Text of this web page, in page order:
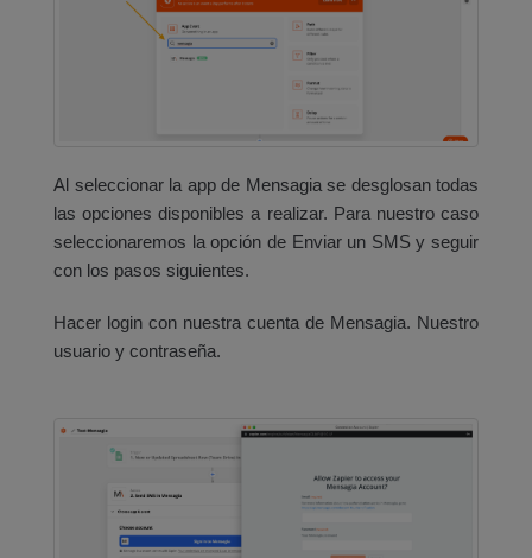
Al seleccionar la app de Mensagia se desglosan todas
las opciones disponibles a realizar. Para nuestro caso
seleccionaremos la opción de Enviar un SMS y seguir
con los pasos siguientes.
Hacer login con nuestra cuenta de Mensagia. Nuestro
usuario y contraseña.